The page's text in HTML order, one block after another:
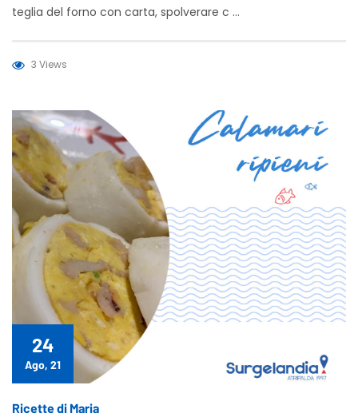
teglia del forno con carta, spolverare c …
3 Views
24
Ago, 21
Ricette di Maria